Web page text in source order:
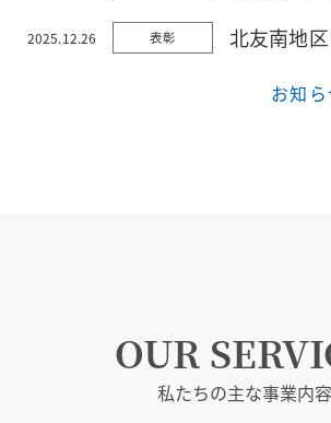
2025.12.26 表彰 北友南地
お知
OUR
私たちの主な事業内容